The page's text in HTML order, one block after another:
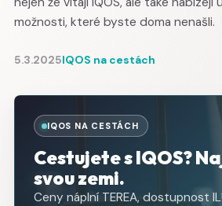
možnosti, které byste doma nenašli.
5.3.2025IQOS na cestách
IQOS NA CESTÁCH
Cestujete s IQOS?
svou zemi.
Ceny náplní TEREA, dostupnost